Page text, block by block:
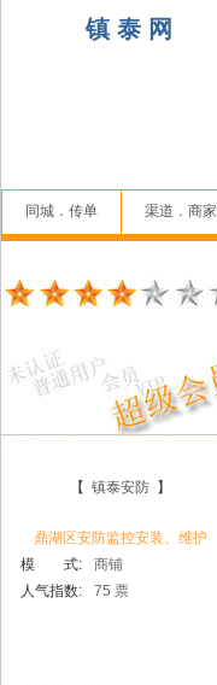
镇 泰 网
同城．传单 渠道．商家
【 镇泰安防 】
鼎湖区安防监控安装、维护
模 式:
商铺
人气指数:
75 票